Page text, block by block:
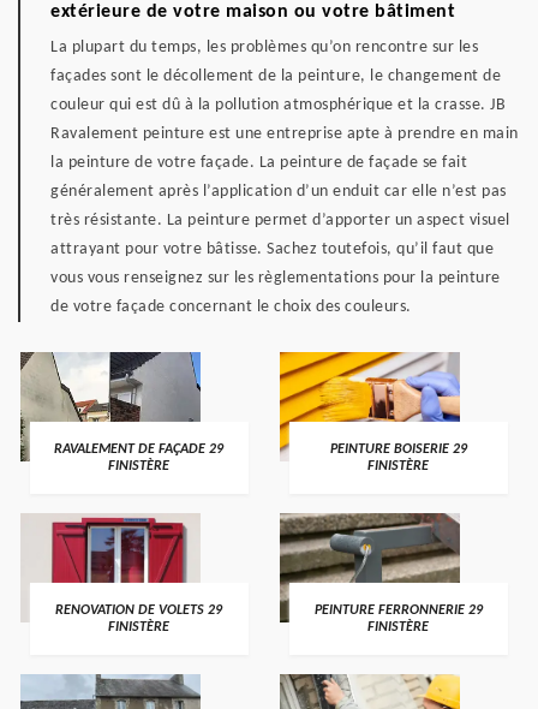
extérieure de votre maison ou votre bâtiment
La plupart du temps, les problèmes qu’on rencontre sur les
façades sont le décollement de la peinture, le changement de
couleur qui est dû à la pollution atmosphérique et la crasse. JB
Ravalement peinture est une entreprise apte à prendre en main
la peinture de votre façade. La peinture de façade se fait
généralement après l’application d’un enduit car elle n’est pas
très résistante. La peinture permet d’apporter un aspect visuel
attrayant pour votre bâtisse. Sachez toutefois, qu’il faut que
vous vous renseignez sur les règlementations pour la peinture
de votre façade concernant le choix des couleurs.
RAVALEMENT DE FAÇADE 29
FINISTÈRE
PEINTURE BOISERIE 29
FINISTÈRE
RENOVATION DE VOLETS 29
FINISTÈRE
PEINTURE FERRONNERIE 29
FINISTÈRE